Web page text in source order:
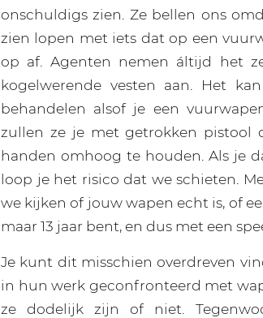
onschuldigs zien. Ze bellen ons
zien lopen met iets dat op een
op af. Agenten nemen áltijd het
kogelwerende vesten aan. Het
behandelen alsof je een
zullen ze je met getrokken
handen omhoog te houden. Als je
loop je het risico dat we schieten.
we kijken of jouw wapen echt is, of
maar 13 jaar bent, en dus met een
Je kunt dit misschien overdreven
in hun werk geconfronteerd met
ze dodelijk zijn of niet.